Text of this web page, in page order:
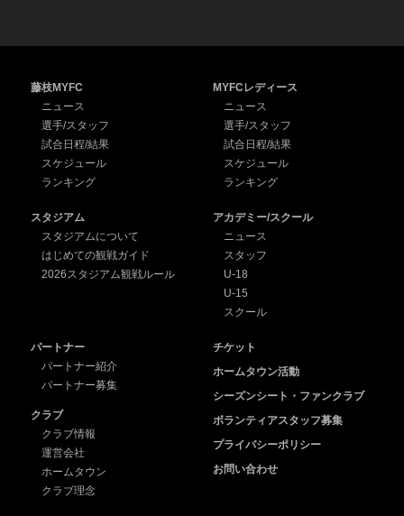
藤枝MYFC
ニュース
選手/スタッフ
試合日程/結果
スケジュール
ランキング
MYFCレディース
ニュース
選手/スタッフ
試合日程/結果
スケジュール
ランキング
スタジアム
スタジアムについて
はじめての観戦ガイド
2026スタジアム観戦ルール
アカデミー/スクール
ニュース
スタッフ
U-18
U-15
スクール
パートナー
パートナー紹介
パートナー募集
クラブ
クラブ情報
運営会社
ホームタウン
クラブ理念
チケット
ホームタウン活動
シーズンシート・ファンクラブ
ボランティアスタッフ募集
プライバシーポリシー
お問い合わせ